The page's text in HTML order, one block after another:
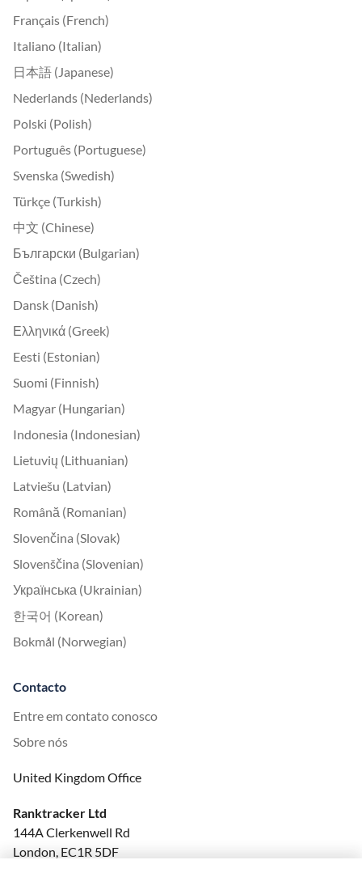
Français (French)
Italiano (Italian)
日本語 (Japanese)
Nederlands (Nederlands)
Polski (Polish)
Português (Portuguese)
Svenska (Swedish)
Türkçe (Turkish)
中文 (Chinese)
Български (Bulgarian)
Čeština (Czech)
Dansk (Danish)
Ελληνικά (Greek)
Eesti (Estonian)
Suomi (Finnish)
Magyar (Hungarian)
Indonesia (Indonesian)
Lietuvių (Lithuanian)
Latviešu (Latvian)
Română (Romanian)
Slovenčina (Slovak)
Slovenščina (Slovenian)
Українська (Ukrainian)
한국어 (Korean)
Bokmål (Norwegian)
Contacto
Entre em contato conosco
Sobre nós
United Kingdom Office
Ranktracker Ltd
144A Clerkenwell Rd
London, EC1R 5DF